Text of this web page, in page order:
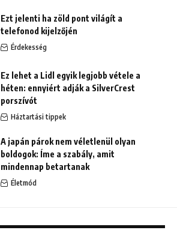
Ezt jelenti ha zöld pont világít a
telefonod kijelzőjén
Érdekesség
Ez lehet a Lidl egyik legjobb vétele a
héten: ennyiért adják a SilverCrest
porszívót
Háztartási tippek
A japán párok nem véletlenül olyan
boldogok: Íme a szabály, amit
mindennap betartanak
Életmód